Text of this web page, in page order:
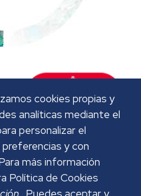
cookies propias y
analíticas mediante el
personalizar el
y con
más información
Política de Cookies